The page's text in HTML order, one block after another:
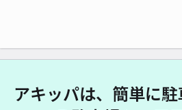
アキッパは、簡単に